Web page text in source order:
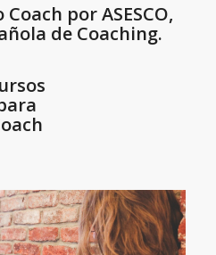
por ASESCO,
de Coaching.